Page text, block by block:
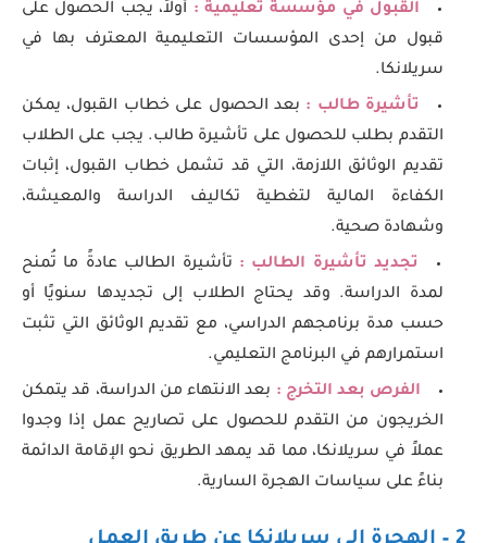
القبول في مؤسسة تعليمية : أولاً، يجب الحصول على
قبول من إحدى المؤسسات التعليمية المعترف بها في
سريلانكا.
تأشيرة طالب : بعد الحصول على خطاب القبول، يمكن
التقدم بطلب للحصول على تأشيرة طالب. يجب على الطلاب
تقديم الوثائق اللازمة، التي قد تشمل خطاب القبول، إثبات
الكفاءة المالية لتغطية تكاليف الدراسة والمعيشة،
وشهادة صحية.
تجديد تأشيرة الطالب : تأشيرة الطالب عادةً ما تُمنح
لمدة الدراسة. وقد يحتاج الطلاب إلى تجديدها سنويًا أو
حسب مدة برنامجهم الدراسي، مع تقديم الوثائق التي تثبت
استمرارهم في البرنامج التعليمي.
الفرص بعد التخرج : بعد الانتهاء من الدراسة، قد يتمكن
الخريجون من التقدم للحصول على تصاريح عمل إذا وجدوا
عملاً في سريلانكا، مما قد يمهد الطريق نحو الإقامة الدائمة
بناءً على سياسات الهجرة السارية.